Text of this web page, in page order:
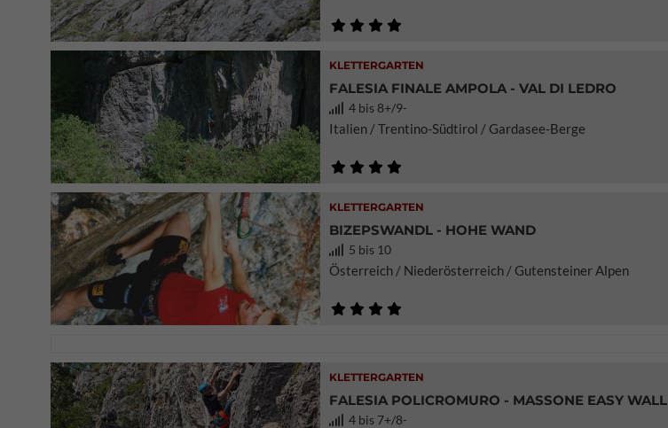
KLETTERGARTEN
FALESIA FINALE AMPOLA - VAL DI LEDRO
4 bis 8+/9-
Italien / Trentino-Südtirol / Gardasee-Berge
KLETTERGARTEN
BIZEPSWANDL - HOHE WAND
5 bis 10
Österreich / Niederösterreich / Gutensteiner Alpen
KLETTERGARTEN
FALESIA POLICROMURO - MASSONE EASY WALL
4 bis 7+/8-